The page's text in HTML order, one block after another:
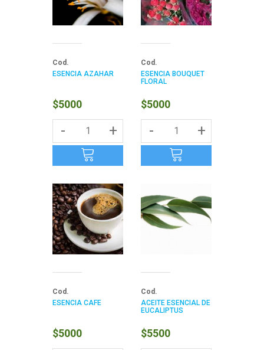
Cod.
ESENCIA AZAHAR
$5000
- +
Cod.
ESENCIA BOUQUET
FLORAL
$5000
- +
Cod.
ESENCIA CAFE
$5000
Cod.
ACEITE ESENCIAL DE
EUCALIPTUS
$5500